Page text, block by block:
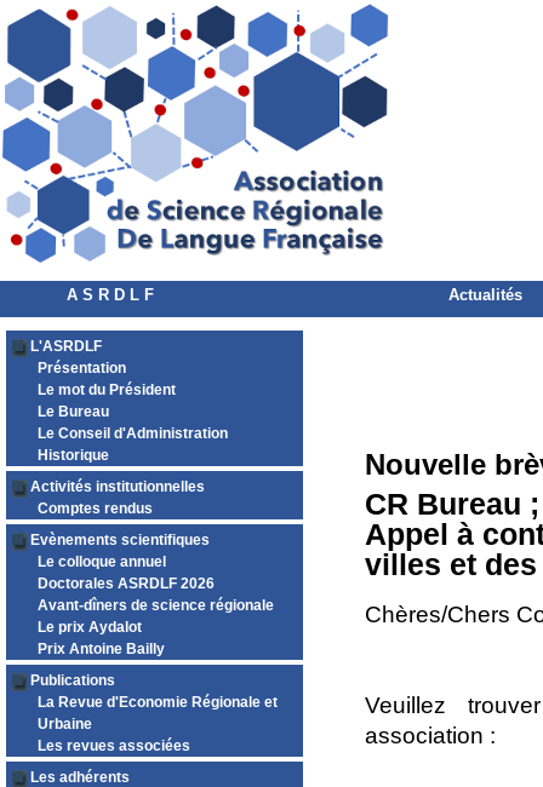
A S R D L F Actualités
L'ASRDLF
Présentation
Le mot du Président
Le Bureau
Le Conseil d'Administration
Historique
Activités institutionnelles
Comptes rendus
Evènements scientifiques
Le colloque annuel
Doctorales ASRDLF 2026
Avant-dîners de science régionale
Le prix Aydalot
Prix Antoine Bailly
Publications
La Revue d'Economie Régionale et
Urbaine
Les revues associées
Les adhérents
Nouvelle
CR Bureau
Appel à
villes et
Chères/Chers
Veuillez
association :